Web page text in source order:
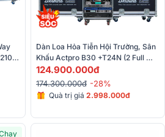
Dàn Loa Hỏa Tiễn Hội Trường, Sân
Khấu Actpro B30 +T24N (2 Full
Array Bass Đôi 30 + 2 Sub Hơi
Bass Đôi 40, QD4.13...)
124.900.000đ
174.300.000đ -28%
Quà trị giá 2.998.000đ